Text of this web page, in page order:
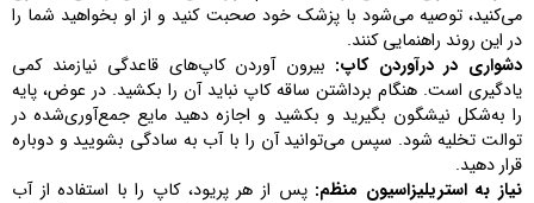
می‌کنید، توصیه می‌شود با پزشک خود صحبت کنید و از او بخواهید شما را
در این روند راهنمایی کنند.
دشواری در درآوردن کاپ: بیرون آوردن کاپ‌های قاعدگی نیازمند کمی
یادگیری است. هنگام برداشتن ساقه کاپ نباید آن را بکشید. در عوض، پایه
را به‌شکل نیشگون بگیرید و بکشید و اجازه دهید مایع جمع‌آوری‌شده در
توالت تخلیه شود. سپس می‌توانید آن را با آب به سادگی بشویید و دوباره
قرار دهید.
نیاز به استریلیزاسیون منظم: پس از هر پریود، کاپ را با استفاده از آب